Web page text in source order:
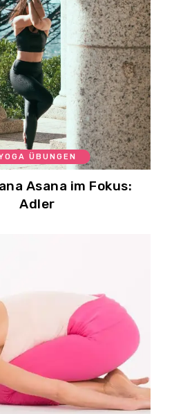
ÜBUNGEN
Asana im Fokus:
Adler